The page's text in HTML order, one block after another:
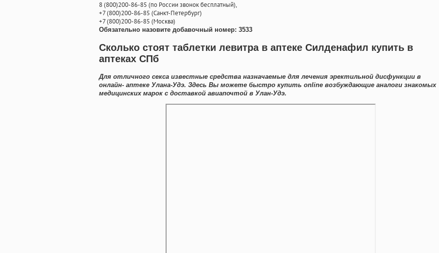
8(800)200-86-85 (по России звонок бесплатный),
+7(800)200-86-85 (Санкт-Петербург)
+7(800)200-86-85 (Москва)
Обязательно назовите добавочный номер: 3533
Сколько стоят таблетки левитра в аптеке Силденафил купить в
аптеках СПб
Для отличного секса известные средства назначаемые для лечения эректильной дисфункции в
онлайн- аптеке Улана-Удэ. Здесь Вы можете быстро купить online возбуждающие аналоги знакомых
медицинских марок с доставкой авиапочтой в Улан-Удэ.